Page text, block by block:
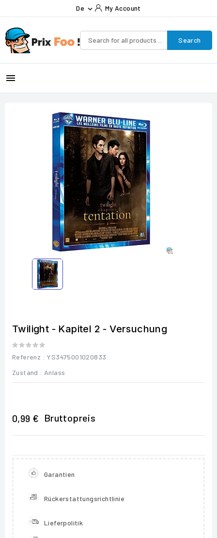
De  My Account
Search

Twilight - Kapitel 2 - Versuchung
Referenz : YS3475001020833
Zustand : Anlass
0,99 € Bruttopreis
Garantien
Rückerstattungsrichtlinie
Lieferpolitik